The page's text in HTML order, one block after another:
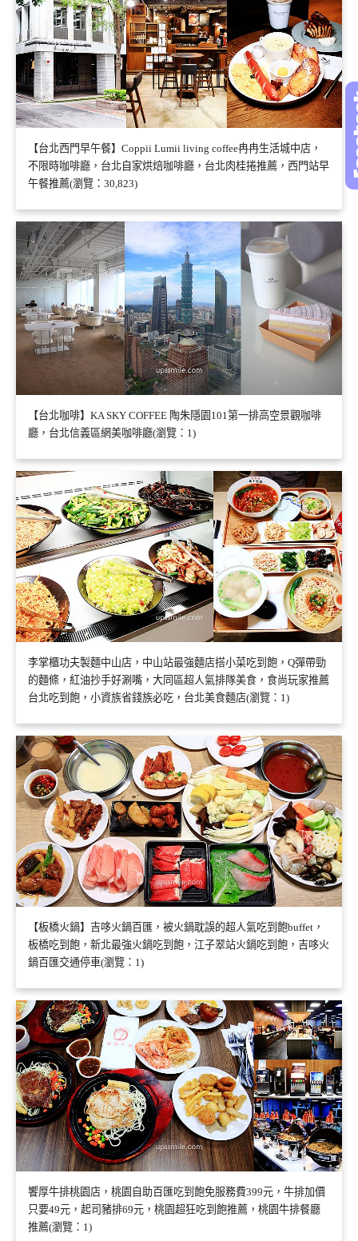
【台北西門早午餐】Coppii Lumii living coffee冉冉生活城中店，
不限時咖啡廳，台北自家烘焙咖啡廳，台北肉桂捲推薦，西門站早
午餐推薦(瀏覽：30,823)
【台北咖啡】KA SKY COFFEE 陶朱隱園101第一排高空景觀咖啡
廳，台北信義區網美咖啡廳(瀏覽：1)
李掌櫃功夫製麵中山店，中山站最強麵店搭小菜吃到飽，Q彈帶勁
的麵條，紅油抄手好涮嘴，大同區超人氣排隊美食，食尚玩家推薦
台北吃到飽，小資族省錢族必吃，台北美食麵店(瀏覽：1)
【板橋火鍋】吉哆火鍋百匯，被火鍋耽誤的超人氣吃到飽buffet，
板橋吃到飽，新北最強火鍋吃到飽，江子翠站火鍋吃到飽，吉哆火
鍋百匯交通停車(瀏覽：1)
饗厚牛排桃園店，桃園自助百匯吃到飽免服務費399元，牛排加價
只要49元，起司豬排69元，桃園超狂吃到飽推薦，桃園牛排餐廳
推薦(瀏覽：1)